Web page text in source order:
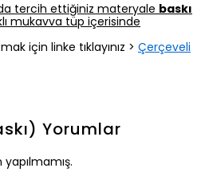
tercih ettiğiniz materyale baskı
mukavva tüp içerisinde
için linke tıklayınız > Çerçeveli
Yorumlar